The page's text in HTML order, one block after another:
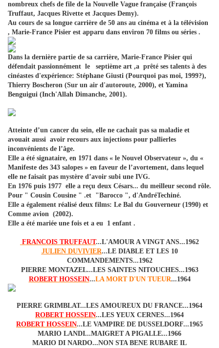
nombreux chefs de file de la Nouvelle Vague française (François
Truffaut, Jacques Rivette et Jacques Demy).
Au cours de sa longue carrière de 50 ans au cinéma et à la télévision
, Marie-France Pisier est apparu dans environ 70 films ou séries .
Dans la dernière partie de sa carrière, Marie-France Pisier qui
défendait passionnément le septième art ,a prêté ses talents à des
cinéastes d'expérience: Stéphane Giusti (Pourquoi pas moi, 1999?),
Thierry Boscheron (Sur un air d'autoroute, 2000), et Yamina
Benguigui (Inch'Allah Dimanche, 2001).
Atteinte d’un cancer du sein, elle ne cachait pas sa maladie et
avouait aussi avoir recours aux injections pour pallierles
inconvénients de l’âge.
Elle a été signataire, en 1971 dans « le Nouvel Observateur », du «
Manifeste des 343 salopes » en faveur de l’avortement, dans lequel
elle ne faisait pas mystère d’avoir subi une IVG.
En 1976 puis 1977 elle a reçu deux Césars... du meilleur second rôle.
Pour " Cousin Cousine " .et "Barocco ", d'AndréTechiné.
Elle a également réalisé deux films: Le Bal du Gouverneur (1990) et
Comme avion (2002).
Elle a été mariée une fois et a eu 1 enfant .
FRANCOIS TRUFFAUT...L'AMOUR A VINGT ANS...1962
JULIEN DUVIVIER...LE DIABLE ET LES 10
COMMANDEMENTS...1962
PIERRE MONTAZEL...LES SAINTES NITOUCHES...1963
ROBERT HOSSEIN...LA MORT D'UN TUEUR...1964
PIERRE GRIMBLAT...LES AMOUREUX DU FRANCE...1964
ROBERT HOSSEIN...LES YEUX CERNES...1964
ROBERT HOSSEIN...LE VAMPIRE DE DUSSELDORF...1965
MARIO LANDI...MAIGRET A PIGALLE...1966
MARIO DI NARDO...NON STA BENE RUBARE IL